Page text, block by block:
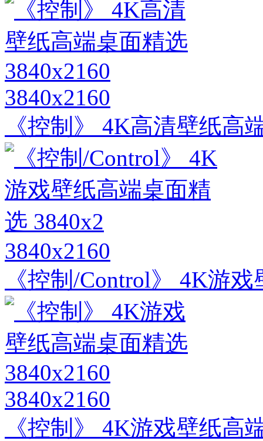
3840x2160
《控制》 4K高清壁纸高
3840x2160
《控制/Control》 4K游
3840x2160
《控制》 4K游戏壁纸高